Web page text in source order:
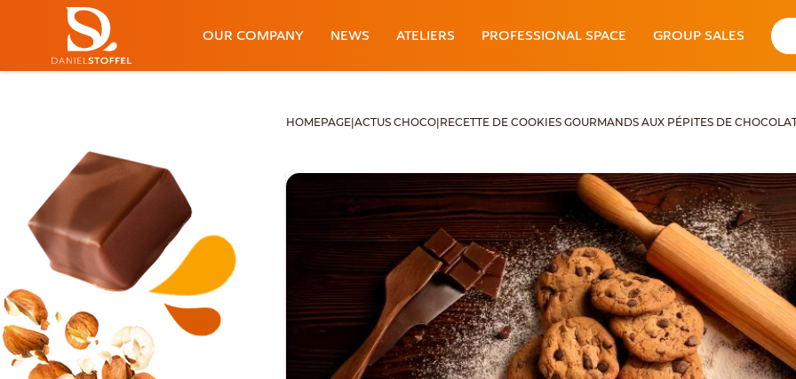
OUR COMPANY NEWS ATELIERS PROFESSIONAL SPACE GROUP SALES
HOMEPAGE ACTUS CHOCO RECETTE DE COOKIES GOURMANDS AUX PÉPITES DE